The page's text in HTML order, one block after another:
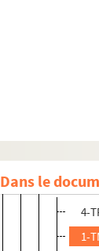
Dans le
Ne
Les
4-
1-